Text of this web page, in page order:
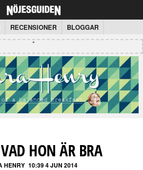
RECENSIONER BLOGGAR
HON ÄR BRA
HENRY 10:39 4 JUN 2014